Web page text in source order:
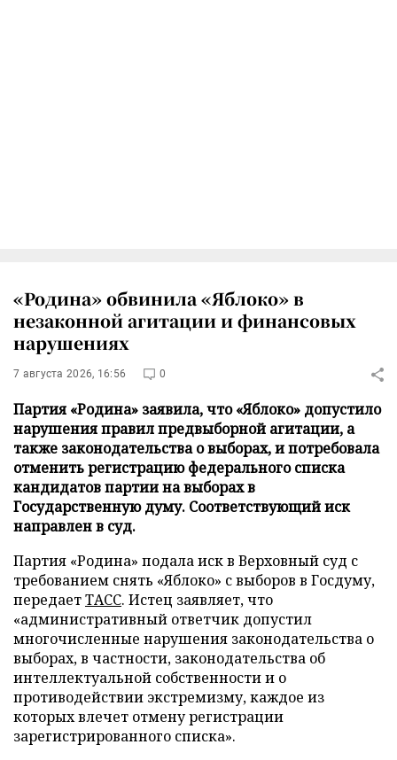
«Родина» обвинила «Яблоко» в
незаконной агитации и финансовых
нарушениях
7 августа 2026, 16:56 0
Партия «Родина» заявила, что «Яблоко» допустило
нарушения правил предвыборной агитации, а
также законодательства о выборах, и потребовала
отменить регистрацию федерального списка
кандидатов партии на выборах в
Государственную думу. Соответствующий иск
направлен в суд.
Партия «Родина» подала иск в Верховный суд с
требованием снять «Яблоко» с выборов в Госдуму,
передаетТАСС. Истец заявляет, что
«административный ответчик допустил
многочисленные нарушения законодательства о
выборах, в частности, законодательства об
интеллектуальной собственности и о
противодействии экстремизму, каждое из
которых влечет отмену регистрации
зарегистрированного списка».